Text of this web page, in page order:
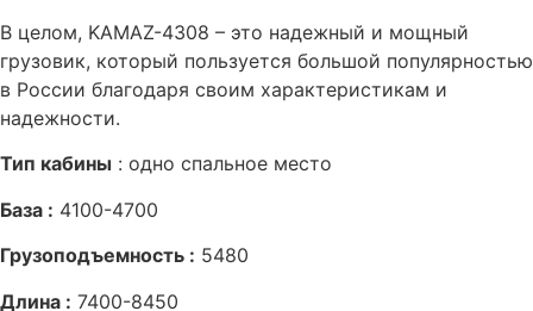
В целом, KAMAZ-4308 – это надежный и мощный
грузовик, который пользуется большой популярностью
в России благодаря своим характеристикам и
надежности.
Тип кабины : одно спальное место
База : 4100-4700
Грузоподъемность : 5480
Длина : 7400-8450